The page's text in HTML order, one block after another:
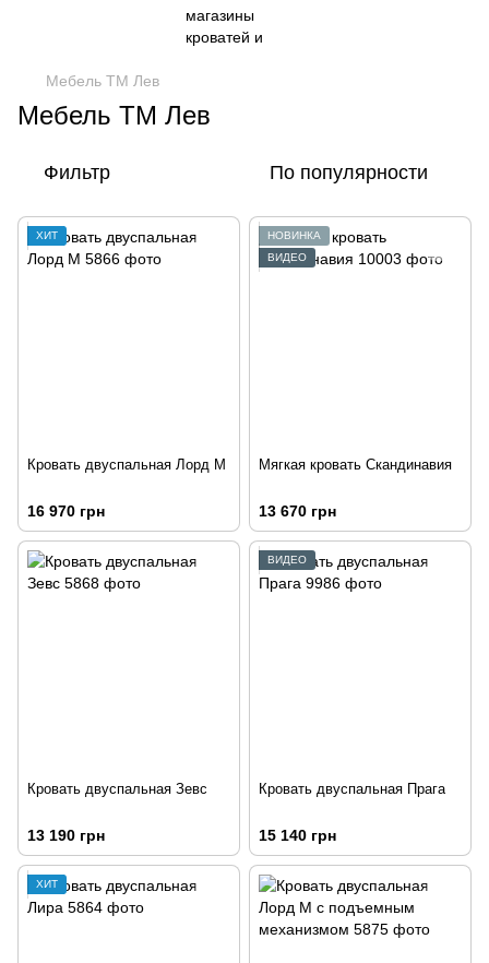
Мебель ТМ Лев
Мебель ТМ Лев
Фильтр По популярности
ХИТ
Кровать двуспальная Лорд М
16 970 грн
НОВИНКА
ВИДЕО
Мягкая кровать Скандинавия
13 670 грн
Кровать двуспальная Зевс
13 190 грн
ВИДЕО
Кровать двуспальная Прага
15 140 грн
ХИТ